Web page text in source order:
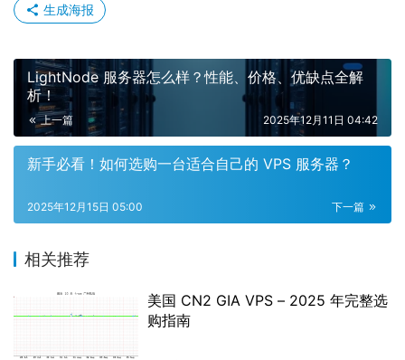
生成海报
LightNode 服务器怎么样？性能、价格、优缺点全解
析！
上一篇 2025年12月11日 04:42
新手必看！如何选购一台适合自己的 VPS 服务器？
下一篇
2025年12月15日 05:00
相关推荐
美国 CN2 GIA VPS – 2025 年完整选
购指南